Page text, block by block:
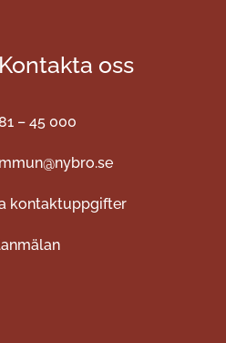
Kontakta oss
– 45 000
kontaktuppgifter